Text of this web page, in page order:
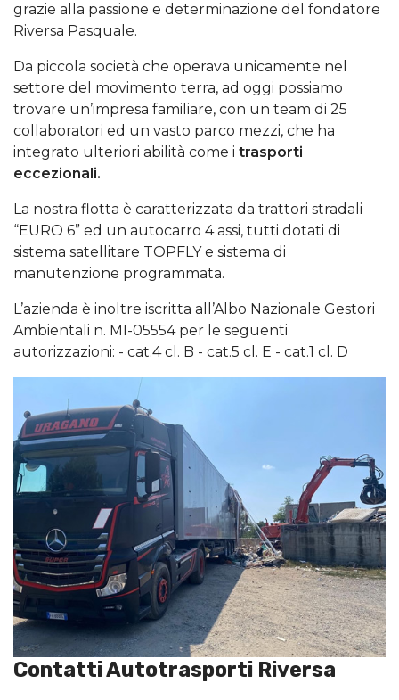
grazie alla passione e determinazione del fondatore
Riversa Pasquale.
Da piccola società che operava unicamente nel
settore del movimento terra, ad oggi possiamo
trovare un’impresa familiare, con un team di 25
collaboratori ed un vasto parco mezzi, che ha
integrato ulteriori abilità come i trasporti
eccezionali.
La nostra flotta è caratterizzata da trattori stradali
“EURO 6” ed un autocarro 4 assi, tutti dotati di
sistema satellitare TOPFLY e sistema di
manutenzione programmata.
L’azienda è inoltre iscritta all’Albo Nazionale Gestori
Ambientali n. MI-05554 per le seguenti
autorizzazioni: - cat.4 cl. B - cat.5 cl. E - cat.1 cl. D
Contatti Autotrasporti Riversa